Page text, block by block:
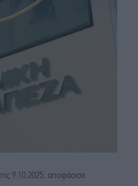
9.10.2025, αποφάσισε